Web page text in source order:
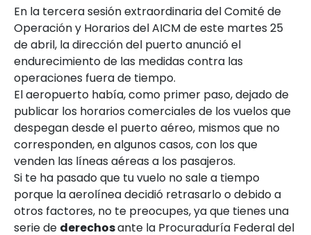
En la tercera sesión extraordinaria del Comité de
Operación y Horarios del AICM de este martes 25
de abril, la dirección del puerto anunció el
endurecimiento de las medidas contra las
operaciones fuera de tiempo.
El aeropuerto había, como primer paso, dejado de
publicar los horarios comerciales de los vuelos que
despegan desde el puerto aéreo, mismos que no
corresponden, en algunos casos, con los que
venden las líneas aéreas a los pasajeros.
Si te ha pasado que tu vuelo no sale a tiempo
porque la aerolínea decidió retrasarlo o debido a
otros factores, no te preocupes, ya que tienes una
serie de derechosante la Procuraduría Federal del